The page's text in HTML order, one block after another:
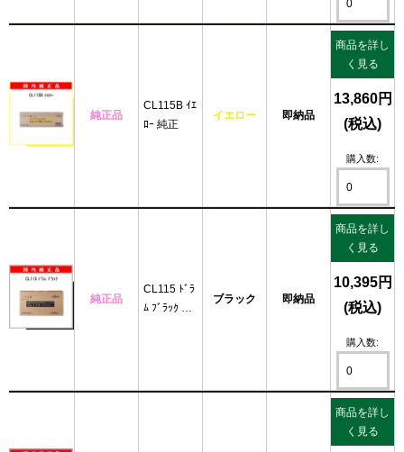
純正品
CL115B ｲｴ
ﾛｰ 純正
イエロー 即納品
商品を詳し
く見る
13,860円
(税込)
購入数:
純正品
CL115 ﾄﾞﾗ
ﾑ ﾌﾞﾗｯｸ 純
ブラック 即納品
商品を詳し
く見る
10,395円
(税込)
購入数:
商品を詳し
く見る